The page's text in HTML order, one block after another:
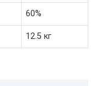
60%
12.5 кг